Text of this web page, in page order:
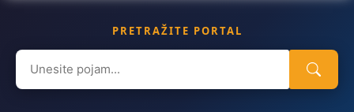
PRETRAŽITE PORTAL
Search
for: